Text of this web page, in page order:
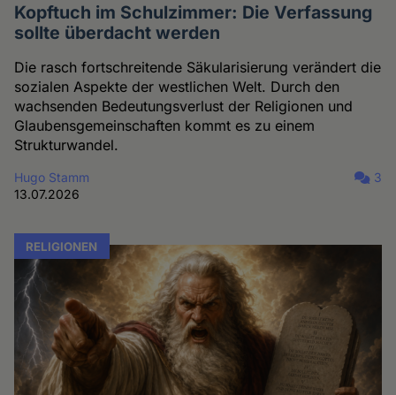
Kopftuch im Schulzimmer: Die Verfassung
sollte überdacht werden
Die rasch fortschreitende Säkularisierung verändert die
sozialen Aspekte der westlichen Welt. Durch den
wachsenden Bedeutungsverlust der Religionen und
Glaubensgemeinschaften kommt es zu einem
Strukturwandel.
Hugo Stamm
13.07.2026
3
RELIGIONEN